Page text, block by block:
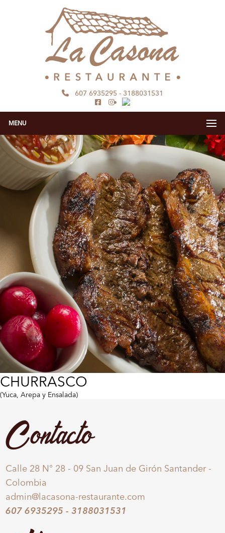
607 6935295 - 3188031531
MENU
CHURRASCO
(Yuca, Arepa y Ensalada)
Contacto
Calle 28 N° 28 - 09 San Juan de Girón Santander -
Colombia
admin@lacasona-restaurante.com
607 6935295 -3188031531